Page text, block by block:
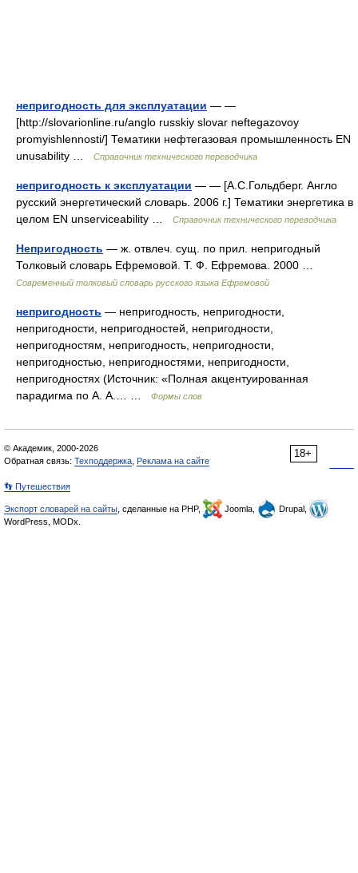
непригодность для эксплуатации — —
[http://slovarionline.ru/anglo russkiy slovar neftegazovoy
promyishlennosti/] Тематики нефтегазовая промышленность EN
unusability …
Справочник технического переводчика
непригодность к эксплуатации — — [А.С.Гольдберг. Англо
русский энергетический словарь. 2006 г.] Тематики энергетика в
целом EN unserviceability …
Справочник технического переводчика
Непригодность — ж. отвлеч. сущ. по прил. непригодный
Толковый словарь Ефремовой. Т. Ф. Ефремова. 2000 …
Современный толковый словарь русского языка Ефремовой
непригодность — непригодность, непригодности,
непригодности, непригодностей, непригодности,
непригодностям, непригодность, непригодности,
непригодностью, непригодностями, непригодности,
непригодностях (Источник: «Полная акцентуированная
парадигма по А. А.… …
Формы слов
18+
© Академик, 2000-2026
Обратная связь: Техподдержка Реклама на сайте
👣 Путешествия
Экспорт словарей на сайты , сделанные на PHP, Joomla,
Drupal,
WordPress, MODx.